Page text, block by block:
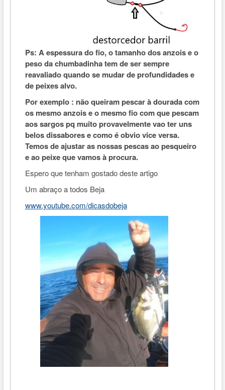
Ps: A espessura do fio, o tamanho dos anzois e o
peso da chumbadinha tem de ser sempre
reavaliado quando se mudar de profundidades e
de peixes alvo.
Por exemplo : não queiram pescar à dourada com
os mesmo anzois e o mesmo fio com que pescam
aos sargos pq muito provavelmente vao ter uns
belos dissabores e como é obvio vice versa.
Temos de ajustar as nossas pescas ao pesqueiro
e ao peixe que vamos à procura.
Espero que tenham gostado deste artigo
Um abraço a todos Beja
www.youtube.com/dicasdobeja